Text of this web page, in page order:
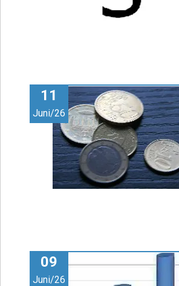
11
Juni/26
09
Juni/26